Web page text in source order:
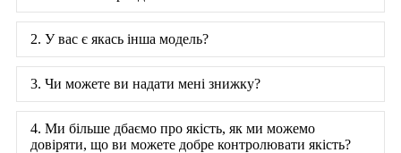
2. У вас є якась інша модель?
3. Чи можете ви надати мені знижку?
4. Ми більше дбаємо про якість, як ми можемо
довіряти, що ви можете добре контролювати якість?